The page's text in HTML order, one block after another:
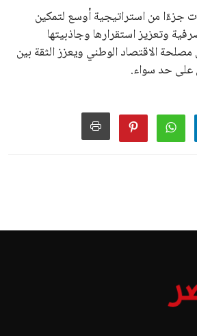
جزءًا من استراتيجية أوسع لتمكين
وتعزيز استقرارها وجاذبيتها
الاقتصاد الوطني ويعزز الثقة بين
على حد سواء.